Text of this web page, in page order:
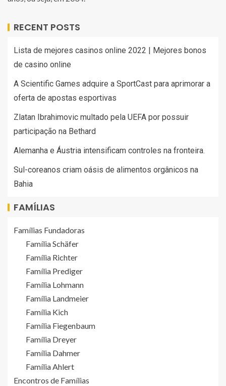
RECENT POSTS
Lista de mejores casinos online 2022 | Mejores bonos
de casino online
A Scientific Games adquire a SportCast para aprimorar a
oferta de apostas esportivas
Zlatan Ibrahimovic multado pela UEFA por possuir
participação na Bethard
Alemanha e Áustria intensificam controles na fronteira.
Sul-coreanos criam oásis de alimentos orgânicos na
Bahia
FAMÍLIAS
Famílias Fundadoras
Família Schäfer
Família Richter
Família Prediger
Família Lohmann
Família Landmeier
Família Kich
Família Fiegenbaum
Família Dreyer
Família Dahmer
Família Ahlert
Encontros de Famílias